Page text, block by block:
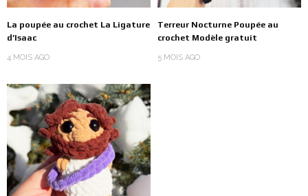
La poupée au crochet La Ligature
d’Isaac
4 MOIS AGO
Terreur Nocturne Poupée au
crochet Modèle gratuit
5 MOIS AGO